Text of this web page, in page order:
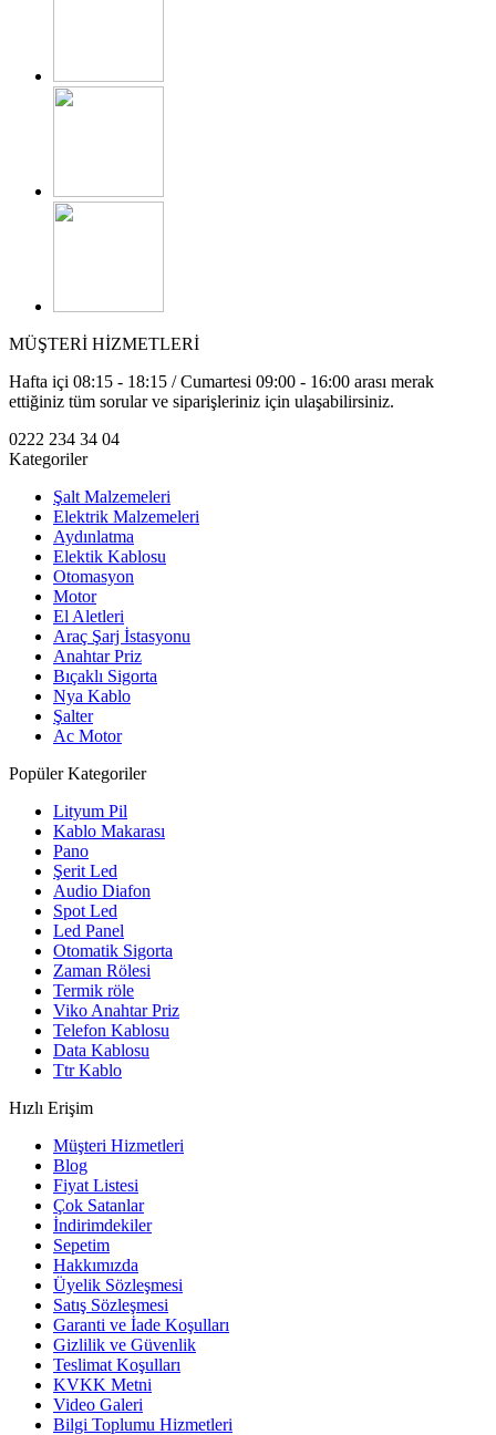
MÜŞTERİ HİZMETLERİ
Hafta içi 08:15 - 18:15 / Cumartesi 09:00 - 16:00 arası merak
ettiğiniz tüm sorular ve siparişleriniz için ulaşabilirsiniz.
0222 234 34 04
Kategoriler
Şalt Malzemeleri
Elektrik Malzemeleri
Aydınlatma
Elektik Kablosu
Otomasyon
Motor
El Aletleri
Araç Şarj İstasyonu
Anahtar Priz
Bıçaklı Sigorta
Nya Kablo
Şalter
Ac Motor
Popüler Kategoriler
Lityum Pil
Kablo Makarası
Pano
Şerit Led
Audio Diafon
Spot Led
Led Panel
Otomatik Sigorta
Zaman Rölesi
Termik röle
Viko Anahtar Priz
Telefon Kablosu
Data Kablosu
Ttr Kablo
Hızlı Erişim
Müşteri Hizmetleri
Blog
Fiyat Listesi
Çok Satanlar
İndirimdekiler
Sepetim
Hakkımızda
Üyelik Sözleşmesi
Satış Sözleşmesi
Garanti ve İade Koşulları
Gizlilik ve Güvenlik
Teslimat Koşulları
KVKK Metni
Video Galeri
Bilgi Toplumu Hizmetleri